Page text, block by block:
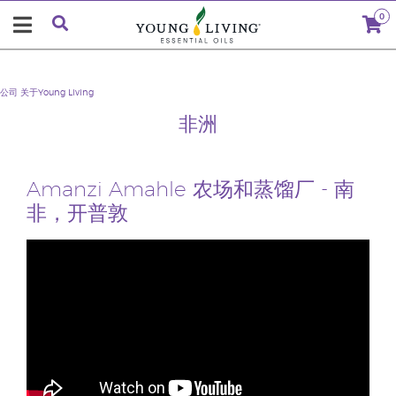
0
非洲
公司 关于Young Living
Amanzi Amahle 农场和蒸馏厂 - 南
非，开普敦